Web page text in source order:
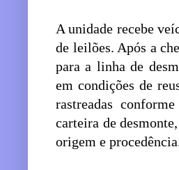
A unidade recebe
de leilões. Após a
para a linha de
em condições de
rastreadas
carteira de
origem e